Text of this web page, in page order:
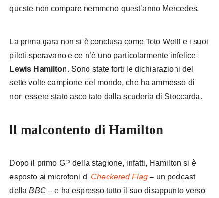
queste non compare nemmeno quest’anno Mercedes.
La prima gara non si è conclusa come Toto Wolff e i suoi
piloti speravano e ce n’è uno particolarmente infelice:
Lewis Hamilton. Sono state forti le dichiarazioni del
sette volte campione del mondo, che ha ammesso di
non essere stato ascoltato dalla scuderia di Stoccarda.
ll malcontento di Hamilton
Dopo il primo GP della stagione, infatti, Hamilton si è
esposto ai microfoni di Checkered Flag – un podcast
dellaBBC – e ha espresso tutto il suo disappunto verso